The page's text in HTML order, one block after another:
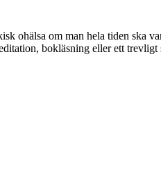
ohälsa om man hela tiden
bokläsning eller ett